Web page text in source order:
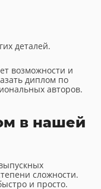
деталей.
возможности и
диплом по
авторов.
в нашей
сложности.
и просто.